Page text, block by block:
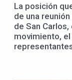
La posición
de una
de San
movimiento,